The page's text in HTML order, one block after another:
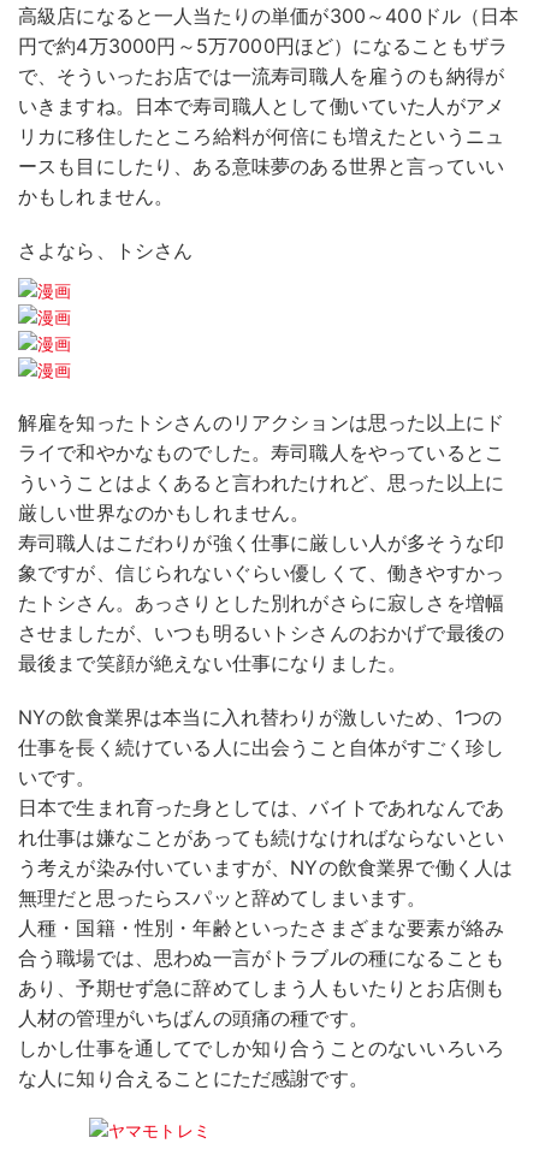
高級店になると一人当たりの単価が300～400ドル（日本
円で約4万3000円～5万7000円ほど）になることもザラ
で、そういったお店では一流寿司職人を雇うのも納得が
いきますね。日本で寿司職人として働いていた人がアメ
リカに移住したところ給料が何倍にも増えたというニュ
ースも目にしたり、ある意味夢のある世界と言っていい
かもしれません。
さよなら、トシさん
解雇を知ったトシさんのリアクションは思った以上にド
ライで和やかなものでした。寿司職人をやっているとこ
ういうことはよくあると言われたけれど、思った以上に
厳しい世界なのかもしれません。
寿司職人はこだわりが強く仕事に厳しい人が多そうな印
象ですが、信じられないぐらい優しくて、働きやすかっ
たトシさん。あっさりとした別れがさらに寂しさを増幅
させましたが、いつも明るいトシさんのおかげで最後の
最後まで笑顔が絶えない仕事になりました。
NYの飲食業界は本当に入れ替わりが激しいため、1つの
仕事を長く続けている人に出会うこと自体がすごく珍し
いです。
日本で生まれ育った身としては、バイトであれなんであ
れ仕事は嫌なことがあっても続けなければならないとい
う考えが染み付いていますが、NYの飲食業界で働く人は
無理だと思ったらスパッと辞めてしまいます。
人種・国籍・性別・年齢といったさまざまな要素が絡み
合う職場では、思わぬ一言がトラブルの種になることも
あり、予期せず急に辞めてしまう人もいたりとお店側も
人材の管理がいちばんの頭痛の種です。
しかし仕事を通してでしか知り合うことのないいろいろ
な人に知り合えることにただ感謝です。